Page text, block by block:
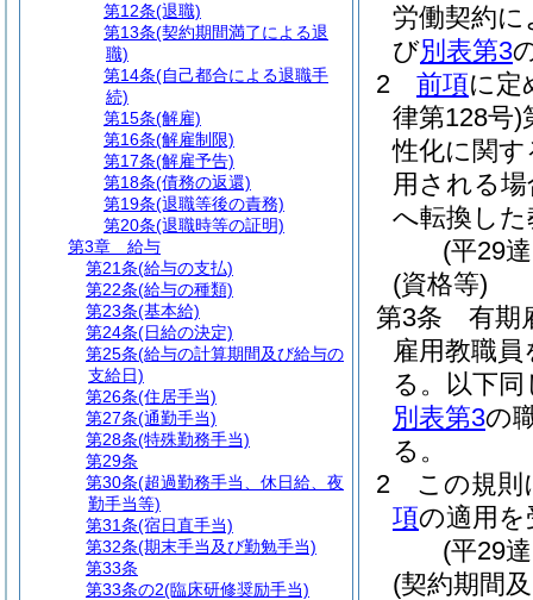
労働契約
び別表第3
2
前項に定
律第128号)
性化に関す
用される
へ転換した
(平29
(資格等)
第3条
有期
雇用教職
る。以下同
別表第3の
る。
2
この規則
項の適用
(平29
(契約期間
第12条(退職)
第13条(契約期間満了による退
職)
第14条(自己都合による退職手
続)
第15条(解雇)
第16条(解雇制限)
第17条(解雇予告)
第18条(債務の返還)
第19条(退職等後の責務)
第20条(退職時等の証明)
第3章
給与
第21条(給与の支払)
第22条(給与の種類)
第23条(基本給)
第24条(日給の決定)
第25条(給与の計算期間及び給与の
支給日)
第26条(住居手当)
第27条(通勤手当)
第28条(特殊勤務手当)
第29条
第30条(超過勤務手当、休日給、夜
勤手当等)
第31条(宿日直手当)
第32条(期末手当及び勤勉手当)
第33条
第33条の2(臨床研修奨励手当)